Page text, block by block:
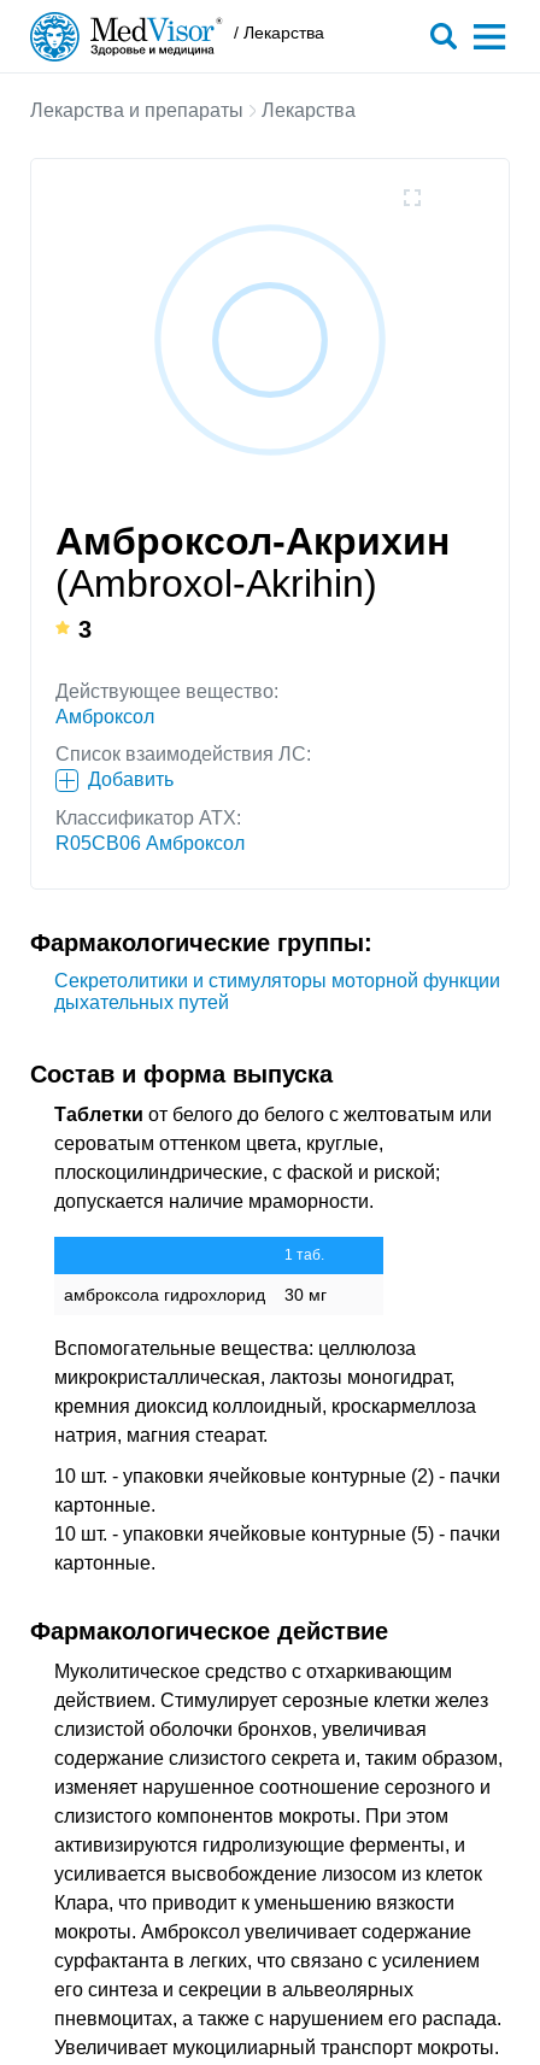
/ Лекарства
Лекарства и препараты Лекарства
Амброксол-Акрихин
(Ambroxol-Akrihin)
3
Действующее вещество:
Амброксол
Список взаимодействия ЛС:
Добавить
Классификатор АТХ:
R05CB06 Амброксол
Фармакологические группы:
Секретолитики и стимуляторы моторной функции
дыхательных путей
Состав и форма выпуска
Таблетки от белого до белого с желтоватым или
сероватым оттенком цвета, круглые,
плоскоцилиндрические, с фаской и риской;
допускается наличие мраморности.
1 таб.
амброксола гидрохлорид 30 мг
Вспомогательные вещества: целлюлоза
микрокристаллическая, лактозы моногидрат,
кремния диоксид коллоидный, кроскармеллоза
натрия, магния стеарат.
10 шт. - упаковки ячейковые контурные (2) - пачки
картонные.
10 шт. - упаковки ячейковые контурные (5) - пачки
картонные.
Фармакологическое действие
Муколитическое средство с отхаркивающим
действием. Стимулирует серозные клетки желез
слизистой оболочки бронхов, увеличивая
содержание слизистого секрета и, таким образом,
изменяет нарушенное соотношение серозного и
слизистого компонентов мокроты. При этом
активизируются гидролизующие ферменты, и
усиливается высвобождение лизосом из клеток
Клара, что приводит к уменьшению вязкости
мокроты. Амброксол увеличивает содержание
сурфактанта в легких, что связано с усилением
его синтеза и секреции в альвеолярных
пневмоцитах, а также с нарушением его распада.
Увеличивает мукоцилиарный транспорт мокроты.